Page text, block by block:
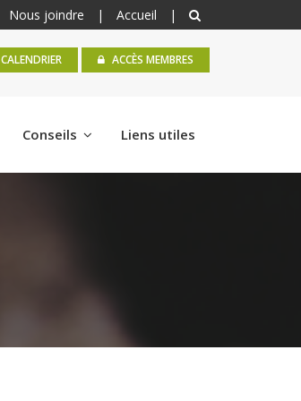
Nous joindre | Accueil |
CALENDRIER ACCÈS MEMBRES
Conseils Liens utiles